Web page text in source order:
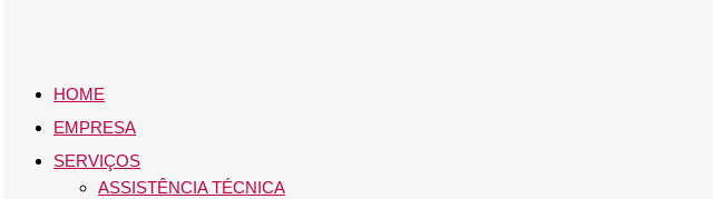
HOME
EMPRESA
SERVIÇOS
ASSISTÊNCIA TÉCNICA